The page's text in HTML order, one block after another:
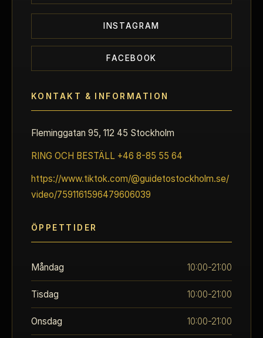
INSTAGRAM
FACEBOOK
KONTAKT & INFORMATION
Fleminggatan 95, 112 45 Stockholm
RING OCH BESTÄLL +46 8-85 55 64
https://www.tiktok.com/@guidetostockholm.se/
video/7591161596479606039
ÖPPETTIDER
Måndag 10:00-21:00
Tisdag 10:00-21:00
Onsdag 10:00-21:00